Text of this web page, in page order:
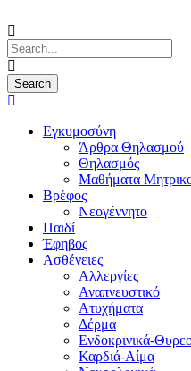
Εγκυμοσύνη
Άρθρα Θηλασμού
Θηλασμός
Μαθήματα
Βρέφος
Νεογέννητο
Παιδί
Έφηβος
Ασθένειες
Αλλεργίες
Αναπνευστικό
Ατυχήματα
Δέρμα
Ενδοκρινικά-
Καρδιά-Αίμα